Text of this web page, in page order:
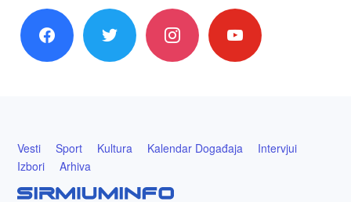
facebook twitter instagram youtube
Vesti Sport Kultura Kalendar Događaja
Intervjui
Izbori
Arhiva